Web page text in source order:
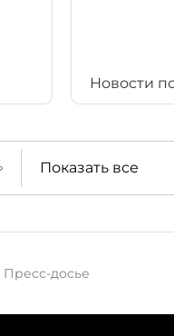
Новости
Показать все
Пресс-досье